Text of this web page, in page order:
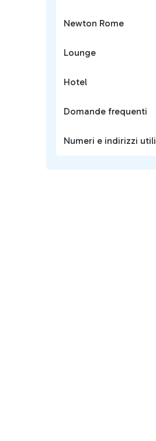
Newton Rome
Lounge
Hotel
Domande frequenti
Numeri e indirizzi utili